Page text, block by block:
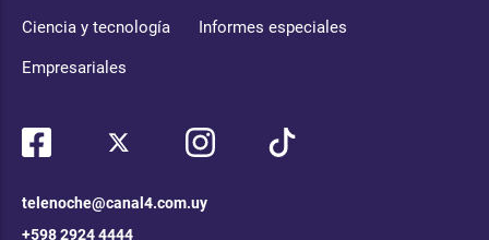
Ciencia y tecnología Informes especiales
Empresariales
telenoche@canal4.com.uy
+598 2924 4444